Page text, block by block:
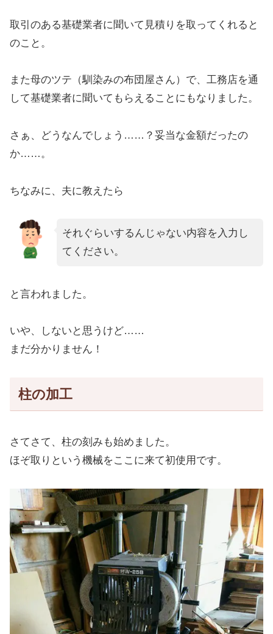
取引のある基礎業者に聞いて見積りを取ってくれると
のこと。
また母のツテ（馴染みの布団屋さん）で、工務店を通
して基礎業者に聞いてもらえることにもなりました。
さぁ、どうなんでしょう……？妥当な金額だったの
か……。
ちなみに、夫に教えたら
それぐらいするんじゃない内容を入力し
てください。
と言われました。
いや、しないと思うけど……
まだ分かりません！
柱の加工
さてさて、柱の刻みも始めました。
ほぞ取りという機械をここに来て初使用です。